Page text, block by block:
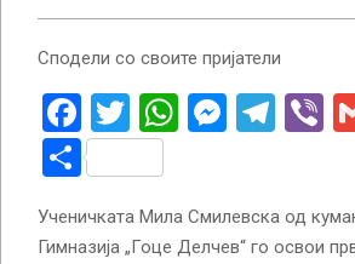
Сподели со своите пријатели
Facebook
Twitter
WhatsApp
Share
Ученичката Мила Смилевска од
Гимназија „Гоце Делчев“ го освои